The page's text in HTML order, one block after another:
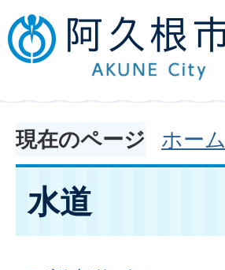
現在のページ ホーム
水道